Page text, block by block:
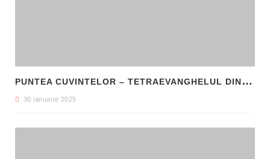
P
UNTEA CUVINTELOR – TETRAEVANGHELUL DIN 1561 ȘI NAȘTEREA LIMBII ROMÂNE LITERARE
30 ianuarie 2025